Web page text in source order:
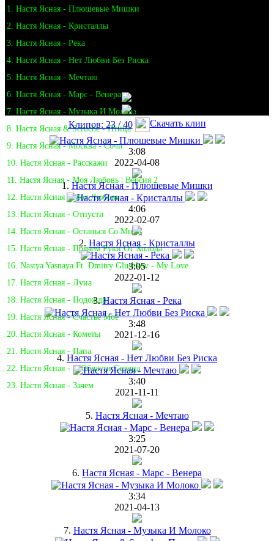
1. Настя Ясная - Плюшевые Мишки
2. Настя Ясная - Кристаллы
3. Настя Ясная - Река
4. Настя Ясная - Нет Любви Без Риска
5. Настя Ясная - Мечтаю
6. Настя Ясная - Марс - Венера
7. Настя Ясная - Музыка И Молоко
8. Настя Ясная & Scruche - Птица
9. Настя Ясная - Москва - Сочи
10. Настя Ясная - Расскажи
11. Настя Ясная - Моя Любовь | Версия 2
12. Настя Ясная - Моя Любовь
13. Настя Ясная - Отпусти
14. Настя Ясная - Останься Со Мной
15. Настя Ясная - Прячем Руки От Холода
16. Nastya Yasnaya Ft. Dmitry Glushkov - My Love
17. Настя Ясная - Луна
18. Настя Ясная - Подожди
19. Настя Ясная - Счастье Моё
20. Настя Ясная - Кометы
21. Настя Ясная - Папа
22. Настя Ясная - В Области Сердца
23. Настя Ясная - Зачем
Клипов: 23 / 40 Скачать клип
3:08
2022-04-08
1. Настя Ясная - Плюшевые Мишки
4:06
2022-02-07
2. Настя Ясная - Кристаллы
3:05
2022-01-12
3.Настя Ясная - Река
3:48
2021-12-16
4. Настя Ясная - Нет Любви Без Риска
3:40
2021-11-11
5. Настя Ясная - Мечтаю
3:25
2021-07-20
6. Настя Ясная - Марс - Венера
3:34
2021-04-13
7. Настя Ясная - Музыка И Молоко